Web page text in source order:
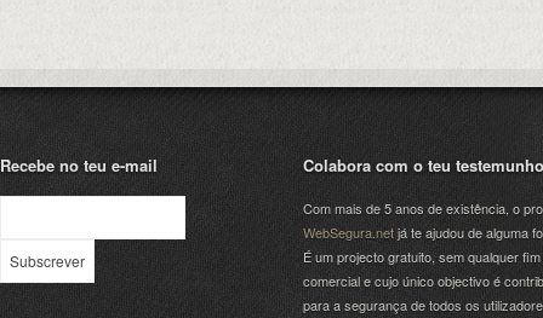
Recebe no teu e-mail Colabora com o teu testemunho
Com mais de 5 anos de existência, o
WebSegura.netjá te ajudou de alguma
É um projecto gratuito, sem qualquer fim
comercial e cujo único objectivo é
para a segurança de todos os